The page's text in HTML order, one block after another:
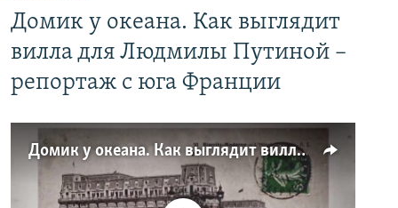
Домик у океана. Как выглядит
вилла для Людмилы Путиной –
репортаж с юга Франции
Домик у океана. Как выглядит вилла для Людмилы Путиной – репортаж с юга Франции